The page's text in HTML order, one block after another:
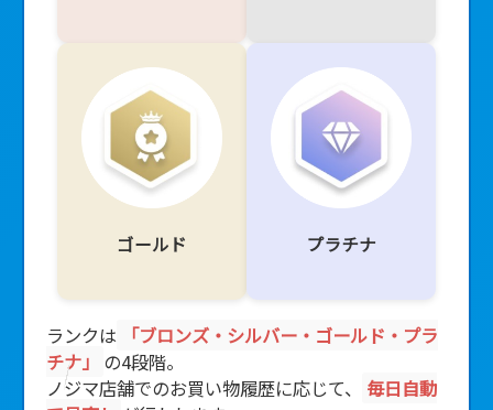
ゴールド プラチナ
ランクは 「ブロンズ・シルバー・ゴールド・プラ
チナ」 の4段階。
ノジマ店舗でのお買い物履歴に応じて、
毎日自動